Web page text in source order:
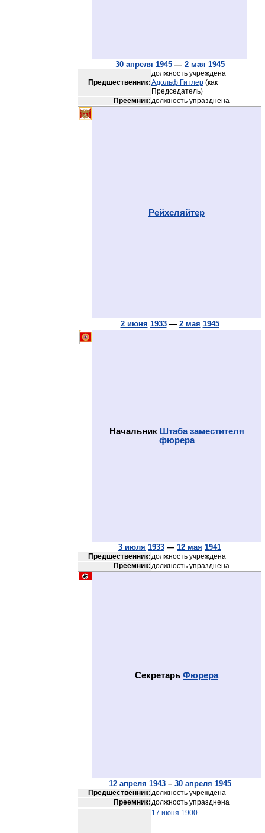
30 апреля 1945— 2 мая 1945
Предшественник:
должность учреждена
Адольф Гитлер (как
Председатель)
Преемник:должность упразднена
Рейхсляйтер
2 июня 1933— 2 мая 1945
Начальник Штаба заместителя
фюрера
3 июля 1933 — 12 мая 1941
Предшественник:должность учреждена
Преемник:должность упразднена
Секретарь Фюрера
12 апреля 1943– 30 апреля 1945
Предшественник:должность учреждена
Преемник:должность упразднена
17 июня 1900